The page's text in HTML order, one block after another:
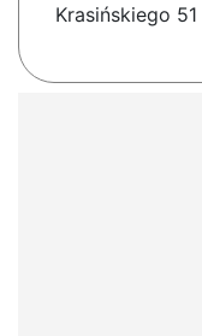
Krasińskiego 51